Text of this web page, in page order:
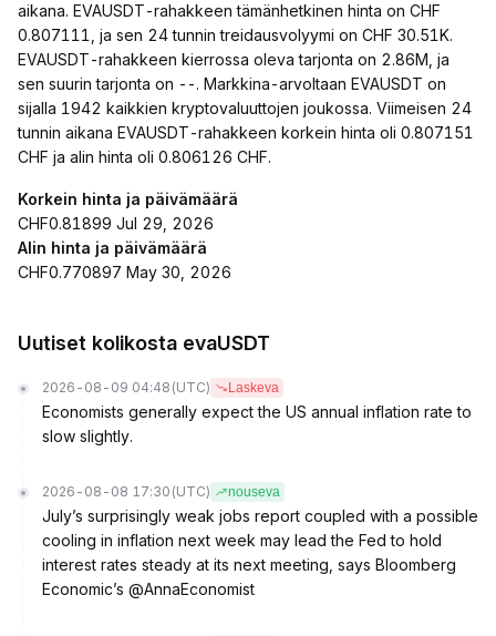
aikana. EVAUSDT-rahakkeen tämänhetkinen hinta on CHF
0.807111, ja sen 24 tunnin treidausvolyymi on CHF 30.51K.
EVAUSDT-rahakkeen kierrossa oleva tarjonta on 2.86M, ja
sen suurin tarjonta on --. Markkina-arvoltaan EVAUSDT on
sijalla 1942 kaikkien kryptovaluuttojen joukossa. Viimeisen 24
tunnin aikana EVAUSDT-rahakkeen korkein hinta oli 0.807151
CHF ja alin hinta oli 0.806126 CHF.
Korkein hinta ja päivämäärä
CHF0.81899 Jul 29, 2026
Alin hinta ja päivämäärä
CHF0.770897 May 30, 2026
Uutiset kolikosta evaUSDT
2026-08-09 04:48 (UTC) Laskeva
Economists generally expect the US annual inflation rate to
slow slightly.
2026-08-08 17:30 (UTC) nouseva
July’s surprisingly weak jobs report coupled with a possible
cooling in inflation next week may lead the Fed to hold
interest rates steady at its next meeting, says Bloomberg
Economic’s @AnnaEconomist